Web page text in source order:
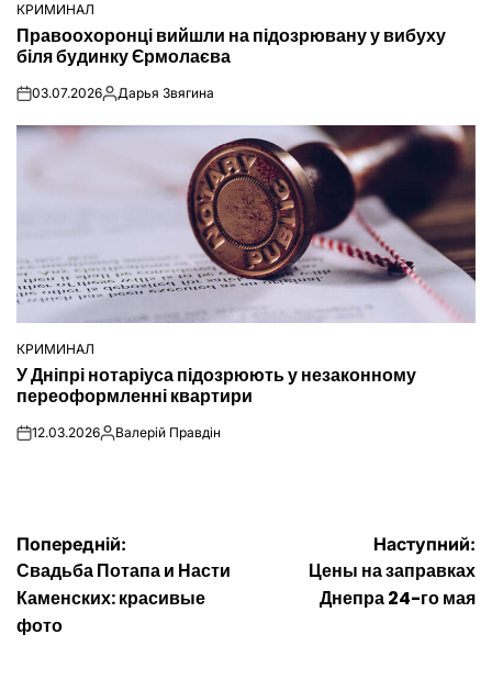
ОПУБЛІКУВАТИ
КРИМИНАЛ
Правоохоронці вийшли на підозрювану у вибуху
біля будинку Єрмолаєва
on03.07.2026Опубліковано
Дарья Звягина
ОПУБЛІКУВАТИ
У
КРИМИНАЛ
У Дніпрі нотаріуса підозрюють у незаконному
переоформленні квартири
on12.03.2026Опубліковано
Валерій Правдін
Навігація
записів
Попередній:
Свадьба Потапа и Насти
Каменских: красивые
фото
Наступний:
Цены на заправках
Днепра 24-го мая